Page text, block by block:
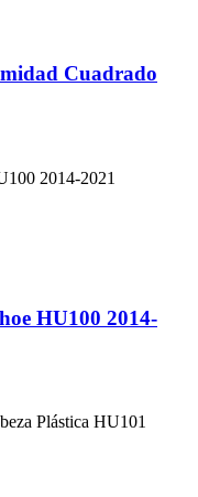
Cuadrado
HU100 2014-